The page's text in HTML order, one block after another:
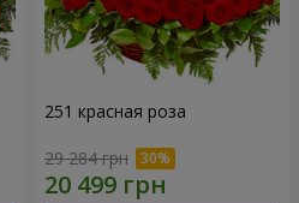
251 красная роза
29 284 грн